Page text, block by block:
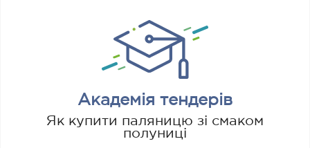
Академія тендерів
Як купити паляницю зі смаком
полуниці